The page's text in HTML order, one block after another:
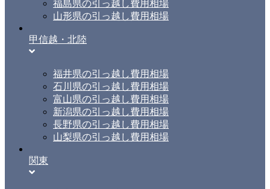
福島県の引っ越し費用相場
山形県の引っ越し費用相場
甲信越・北陸
福井県の引っ越し費用相場
石川県の引っ越し費用相場
富山県の引っ越し費用相場
新潟県の引っ越し費用相場
長野県の引っ越し費用相場
山梨県の引っ越し費用相場
関東